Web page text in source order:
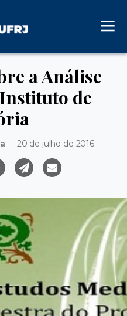
a Análise
de
20 de julho de 2016